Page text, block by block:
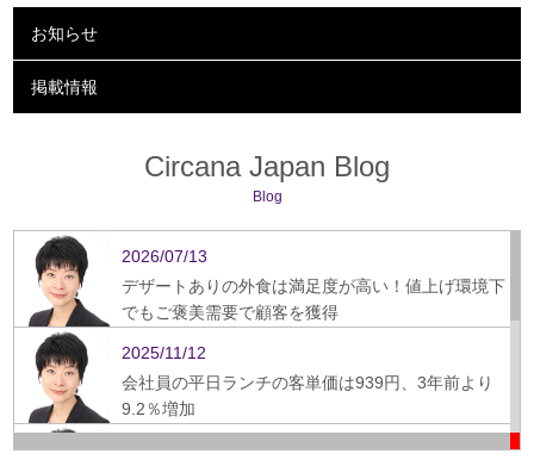
お知らせ
掲載情報
Circana Japan Blog
Blog
2026/07/13
デザートありの外食は満足度が高い！値上げ環境下
でもご褒美需要で顧客を獲得
2025/11/12
会社員の平日ランチの客単価は939円、3年前より
9.2％増加
2025/09/16